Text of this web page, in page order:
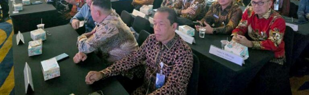
melalui Kasat Reskrim IPTU Renly H. Turangan, S.H.
menegaskan bahwa operasi penindakan ini merupakan
bukti nyata komitmen kepolisian dalam menegakkan
hukum tanpa pandang bulu terhadap segala bentuk
perusakan lingkungan.